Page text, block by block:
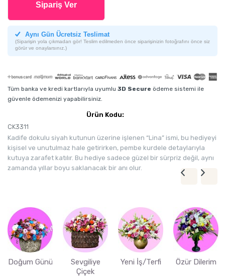
Sipariş Ver
Aynı Gün Ücretsiz Teslimat
(Siparişin yola çıkmadan gör! Teslim edilmeden önce siparişinizin fotoğrafını önce siz
görür ve onaylarsınız.)
Tüm banka ve kredi kartlarıyla uyumlu 3D Secure ödeme sistemi ile
güvenle ödemenizi yapabilirsiniz.
Ürün Kodu:
CK3311
Kadife dokulu siyah kutunun üzerine işlenen “Lina” ismi, bu hediyeyi
kişisel ve unutulmaz hale getirirken, pembe kurdele detaylarıyla
kutuya zarafet katılır. Bu hediye sadece güzel bir sürpriz değil, aynı
zamanda yıllar boyu saklanacak bir anı olur.
Doğum Günü
Sevgiliye
Çiçek
Yeni İş/Terfi Özür Dilerim